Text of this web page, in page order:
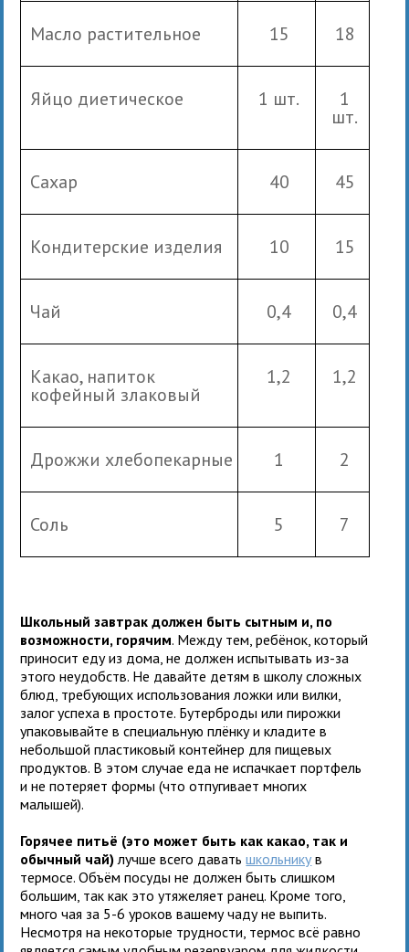
Масло растительное 15 18
Яйцо диетическое 1 шт. 1
шт.
Сахар 40 45
Кондитерские изделия 10 15
Чай 0,4 0,4
Какао, напиток
кофейный злаковый
1,2 1,2
Дрожжи хлебопекарные 1 2
Соль 5 7
Школьный завтрак должен быть сытным и, по
возможности, горячим. Между тем, ребёнок, который
приносит еду из дома, не должен испытывать из-за
этого неудобств. Не давайте детям в школу сложных
блюд, требующих использования ложки или вилки,
залог успеха в простоте. Бутерброды или пирожки
упаковывайте в специальную плёнку и кладите в
небольшой пластиковый контейнер для пищевых
продуктов. В этом случае еда не испачкает портфель
и не потеряет формы (что отпугивает многих
малышей).
Горячее питьё (это может быть как какао, так и
обычный чай) лучше всего даватьшкольнику в
термосе. Объём посуды не должен быть слишком
большим, так как это утяжеляет ранец. Кроме того,
много чая за 5-6 уроков вашему чаду не выпить.
Несмотря на некоторые трудности, термос всё равно